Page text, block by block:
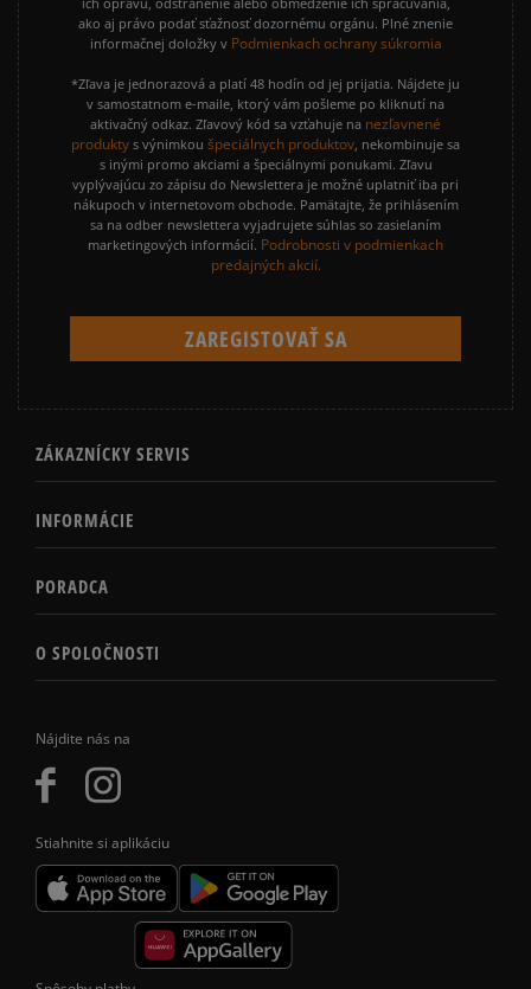
Nájdite nás na
Stiahnite si aplikáciu
ako aj právo podať sťažnosť dozornému orgánu. Plné znenie
informačnej doložky v Podmienkach ochrany súkromia
*Zľava je jednorazová a platí 48 hodín od jej prijatia. Nájdete ju
v samostatnom e-maile, ktorý vám pošleme po kliknutí na
aktivačný odkaz. Zľavový kód sa vzťahuje na nezľavnené
produkty s výnimkou špeciálnych produktov, nekombinuje sa
s inými promo akciami a špeciálnymi ponukami. Zľavu
vyplývajúcu zo zápisu do Newslettera je možné uplatniť iba pri
nákupoch v internetovom obchode. Pamätajte, že prihlásením
sa na odber newslettera vyjadrujete súhlas so zasielaním
marketingových informácií. Podrobnosti v podmienkach
predajných akcií.
ZÁKAZNÍCKY SERVIS
INFORMÁCIE
PORADCA
O SPOLOČNOSTI